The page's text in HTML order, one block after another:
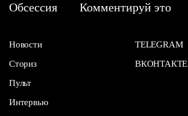
Обсессия
Комментируй это
Новости
Сториз
Пульт
Интервью
TELEGRAM
ВКОНТАКТЕ